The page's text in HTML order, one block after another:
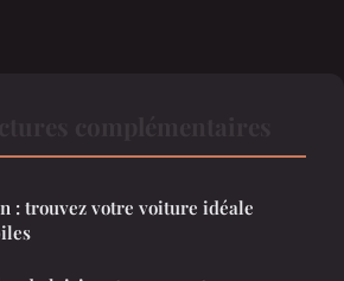
: trouvez votre voiture idéale